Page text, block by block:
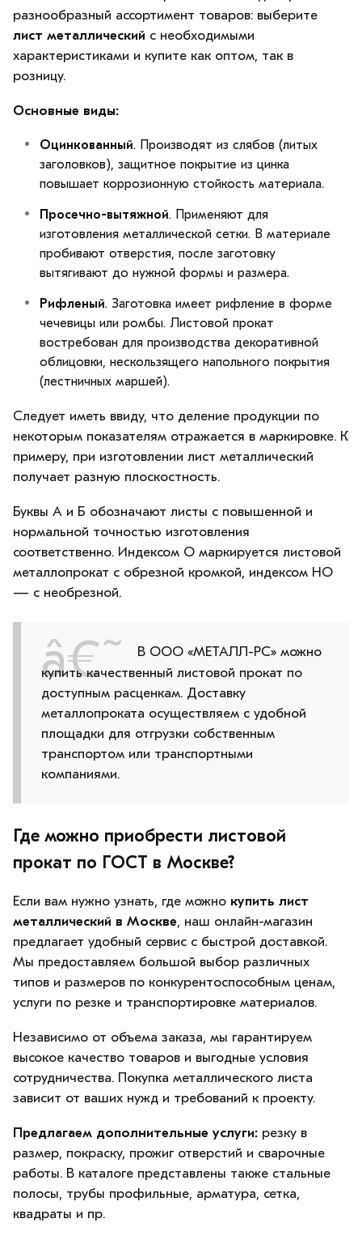
разнообразный ассортимент товаров: выберите
лист металлический с необходимыми
характеристиками и купите как оптом, так в
розницу.
Основные виды:
Оцинкованный. Производят из слябов (литых
заголовков), защитное покрытие из цинка
повышает коррозионную стойкость материала.
Просечно-вытяжной. Применяют для
изготовления металлической сетки. В материале
пробивают отверстия, после заготовку
вытягивают до нужной формы и размера.
Рифленый. Заготовка имеет рифление в форме
чечевицы или ромбы. Листовой прокат
востребован для производства декоративной
облицовки, нескользящего напольного покрытия
(лестничных маршей).
Следует иметь ввиду, что деление продукции по
некоторым показателям отражается в маркировке. К
примеру, при изготовлении лист металлический
получает разную плоскостность.
Буквы А и Б обозначают листы с повышенной и
нормальной точностью изготовления
соответственно. Индексом О маркируется листовой
металлопрокат с обрезной кромкой, индексом НО
— с необрезной.
В ООО «МЕТАЛЛ-РС» можно
купить качественный листовой прокат по
доступным расценкам. Доставку
металлопроката осуществляем с удобной
площадки для отгрузки собственным
транспортом или транспортными
компаниями.
Где можно приобрести листовой
прокат по ГОСТ в Москве?
Если вам нужно узнать, где можно купить лист
металлический в Москве, наш онлайн-магазин
предлагает удобный сервис с быстрой доставкой.
Мы предоставляем большой выбор различных
типов и размеров по конкурентоспособным ценам,
услуги по резке и транспортировке материалов.
Независимо от объема заказа, мы гарантируем
высокое качество товаров и выгодные условия
сотрудничества. Покупка металлического листа
зависит от ваших нужд и требований к проекту.
Предлагаем дополнительные услуги: резку в
размер, покраску, прожиг отверстий и сварочные
работы. В каталоге представлены также стальные
полосы, трубы профильные, арматура, сетка,
квадраты и пр.